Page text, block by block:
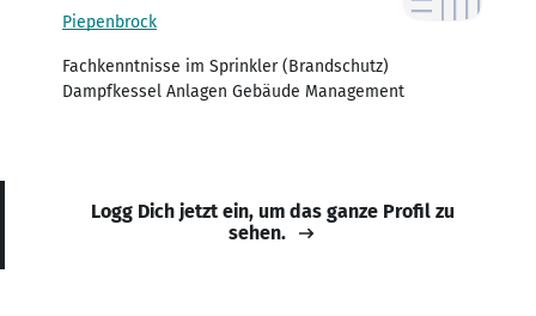
Piepenbrock
Fachkenntnisse im Sprinkler (Brandschutz)
Dampfkessel Anlagen Gebäude Management
Logg Dich jetzt ein, um das ganze Profil zu
sehen.